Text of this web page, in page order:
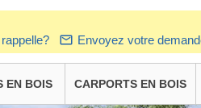
Envoyez votre
EN BOIS CARPORTS EN BOIS